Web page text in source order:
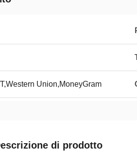
Union,MoneyGram
di prodotto